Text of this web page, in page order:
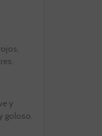
y
goloso.